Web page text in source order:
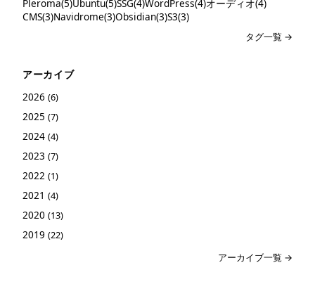
Pleroma(5)Ubuntu(5)SSG(4)WordPress(4)オーディオ(4)
CMS(3)Navidrome(3)Obsidian(3)S3(3)
タグ一覧 →
アーカイブ
2026 (6)
2025 (7)
2024 (4)
2023 (7)
2022 (1)
2021 (4)
2020 (13)
2019 (22)
アーカイブ一覧 →